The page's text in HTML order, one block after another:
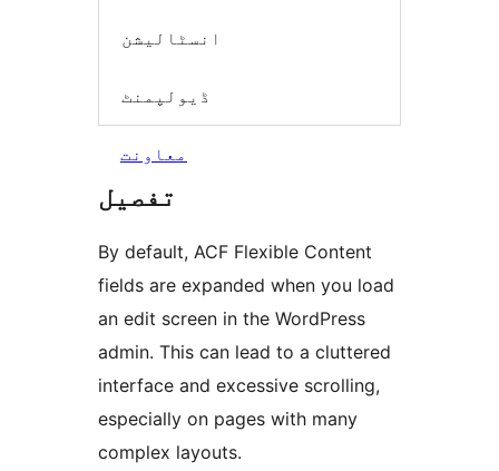
انسٹالیشن
ڈیولپمنٹ
معاونت
تفصیل
By default, ACF Flexible Content
fields are expanded when you load
an edit screen in the WordPress
admin. This can lead to a cluttered
interface and excessive scrolling,
especially on pages with many
complex layouts.